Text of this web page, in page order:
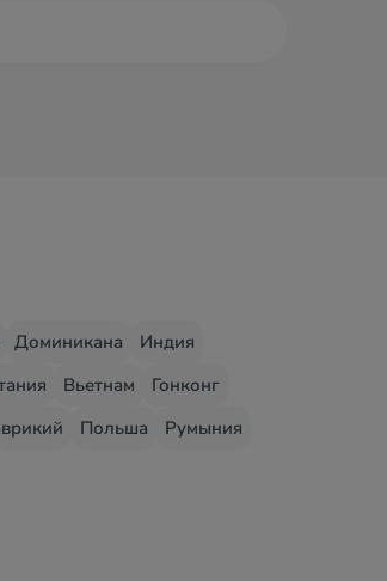
Доминикана
Индия
Вьетнам
Гонконг
Польша
Румыния